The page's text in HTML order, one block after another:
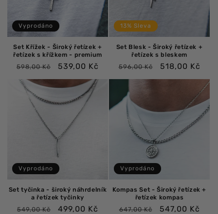
Vyprodáno
Set Křížek - Široký řetízek +
řetízek s křížkem - premium
Běžná
598,00 Kč
Výprodejová
539,00 Kč
13% Sleva
Set Blesk - Široký řetízek +
řetízek s bleskem
Běžná
596,00 Kč
Výprodejová
518,00 Kč
Vyprodáno
Set tyčinka - široký náhrdelník
a řetízek tyčinky
Běžná
549,00 Kč
Výprodejová
499,00 Kč
Vyprodáno
Kompas Set - Široký řetízek +
řetízek kompas
Běžná
647,00 Kč
Výprodejová
547,00 Kč